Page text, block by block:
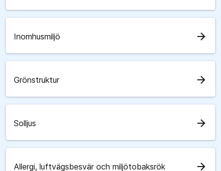
Inomhusmiljö arrow_forward
Grönstruktur arrow_forward
Solljus arrow_forward
Allergi, luftvägsbesvär och miljötobaksrök arrow_forward